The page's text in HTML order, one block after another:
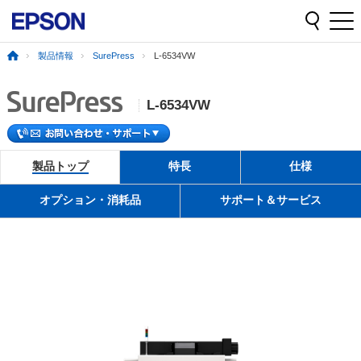
製品情報 SurePress L-6534VW
L-6534VW
製品トップ 特長 仕様
オプション・消耗品 サポート＆サービス